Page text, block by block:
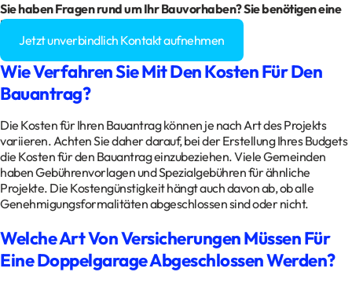
Sie haben Fragen rund um Ihr Bauvorhaben? Sie benötigen eine
Baugenehmigung?
Jetzt unverbindlich Kontakt aufnehmen
Wie Verfahren Sie Mit Den Kosten Für Den
Bauantrag?
Die Kosten für Ihren Bauantrag können je nach Art des Projekts
variieren. Achten Sie daher darauf, bei der Erstellung Ihres Budgets
die Kosten für den Bauantrag einzubeziehen. Viele Gemeinden
haben Gebührenvorlagen und Spezialgebühren für ähnliche
Projekte. Die Kostengünstigkeit hängt auch davon ab, ob alle
Genehmigungsformalitäten abgeschlossen sind oder nicht.
Welche Art Von Versicherungen Müssen Für
Eine Doppelgarage Abgeschlossen Werden?